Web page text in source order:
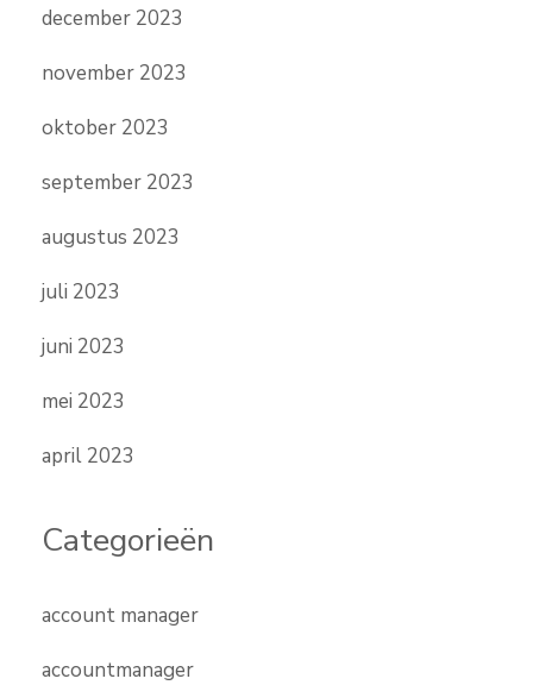
december 2023
november 2023
oktober 2023
september 2023
augustus 2023
juli 2023
juni 2023
mei 2023
april 2023
Categorieën
account manager
accountmanager